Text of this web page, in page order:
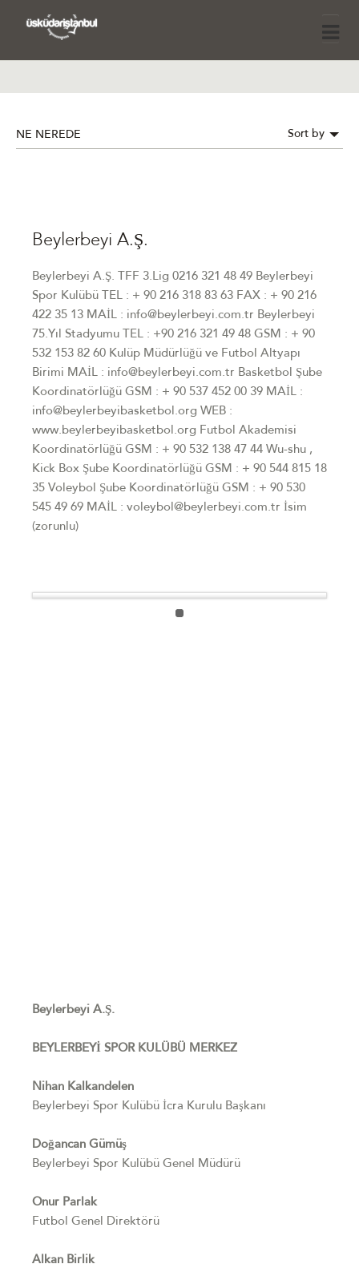
NE NEREDE Sort by
Beylerbeyi A.Ş.
Beylerbeyi A.Ş. TFF 3.Lig 0216 321 48 49 Beylerbeyi
Spor Kulübü TEL : + 90 216 318 83 63 FAX : + 90 216
422 35 13 MAİL : info@beylerbeyi.com.tr Beylerbeyi
75.Yıl Stadyumu TEL : +90 216 321 49 48 GSM : + 90
532 153 82 60 Kulüp Müdürlüğü ve Futbol Altyapı
Birimi MAİL : info@beylerbeyi.com.tr Basketbol Şube
Koordinatörlüğü GSM : + 90 537 452 00 39 MAİL :
info@beylerbeyibasketbol.org WEB :
www.beylerbeyibasketbol.org Futbol Akademisi
Koordinatörlüğü GSM : + 90 532 138 47 44 Wu-shu ,
Kick Box Şube Koordinatörlüğü GSM : + 90 544 815 18
35 Voleybol Şube Koordinatörlüğü GSM : + 90 530
545 49 69 MAİL : voleybol@beylerbeyi.com.tr İsim
(zorunlu)
Beylerbeyi A.Ş.
BEYLERBEYİ SPOR KULÜBÜ MERKEZ
Nihan Kalkandelen
Beylerbeyi Spor Kulübü İcra Kurulu Başkanı
Doğancan Gümüş
Beylerbeyi Spor Kulübü Genel Müdürü
Onur Parlak
Futbol Genel Direktörü
Alkan Birlik